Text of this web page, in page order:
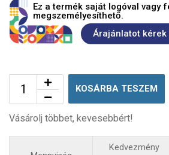
Ez a termék saját logóval vagy
megszemélyesíthető.
Árajánlatot kérek
KOSÁRBA TESZEM
Vásárolj többet, kevesebbért!
Kedvezmény